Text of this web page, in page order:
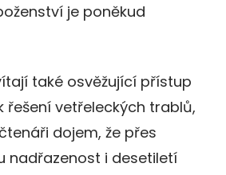
je poněkud
také osvěžující přístup
řešení vetřeleckých trablů,
dojem, že přes
nadřazenost i desetiletí